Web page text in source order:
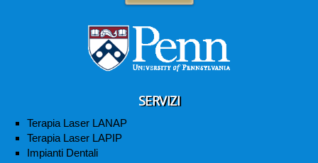
SERVIZI
Terapia Laser LANAP
Terapia Laser LAPIP
Impianti Dentali